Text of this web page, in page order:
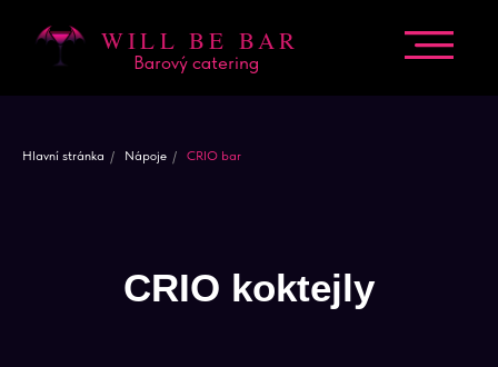
Barový catering
WILL BE BAR
Hlavní stránka / Nápoje / CRIO bar
CRIO koktejly